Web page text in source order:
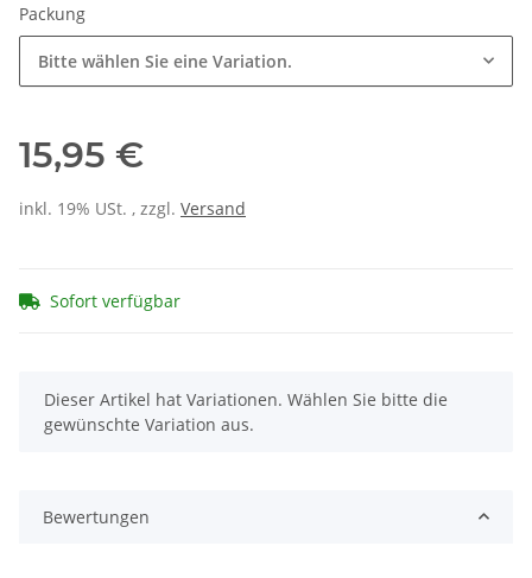
Packung
Bitte wählen Sie eine Variation.
15,95 €
inkl. 19% USt. , zzgl. Versand
Sofort verfügbar
x
Dieser Artikel hat Variationen. Wählen Sie bitte die
gewünschte Variation aus.
Bewertungen